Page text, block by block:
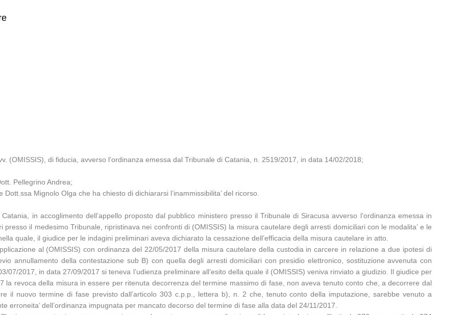
(OMISSIS), di fiducia, avverso l’ordinanza emessa dal Tribunale di Catania, n. 2519/2017, in data 14/02/2018;
Pellegrino Andrea;
Mignolo Olga che ha chiesto di dichiararsi l’inammissibilita’ del ricorso.
in accoglimento dell’appello proposto dal pubblico ministero presso il Tribunale di Siracusa avverso l’ordinanza emessa in
il medesimo Tribunale, ripristinava nei confronti di (OMISSIS) la misura cautelare degli arresti domiciliari con le modalita’ e le
quale, il giudice per le indagini preliminari aveva dichiarato la cessazione dell’efficacia della misura cautelare in atto.
al (OMISSIS) con ordinanza del 22/05/2017 della misura cautelare della custodia in carcere in relazione a due ipotesi di
annullamento della contestazione sub B) con quella degli arresti domiciliari con presidio elettronico, sostituzione avvenuta con
07/2017, in data 27/09/2017 si teneva l’udienza preliminare all’esito della quale il (OMISSIS) veniva rinviato a giudizio. Il giudice per
la revoca della misura in essere per ritenuta decorrenza del termine massimo di fase, non aveva tenuto conto che, a decorrere dal
il nuovo termine di fase previsto dall’articolo 303 c.p.p., lettera b), n. 2 che, tenuto conto della imputazione, sarebbe venuto a
erroneita’ dell’ordinanza impugnata per mancato decorso del termine di fase alla data del 24/11/2017.